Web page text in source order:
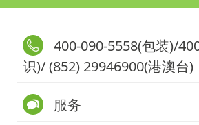
400-090-5558(包装)/
识)/ (852) 29946900(港澳台)
服务